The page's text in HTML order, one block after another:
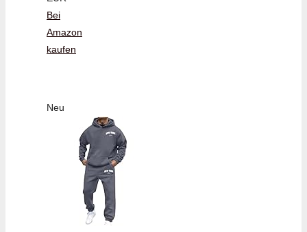
Bei
Amazon
kaufen
Neu